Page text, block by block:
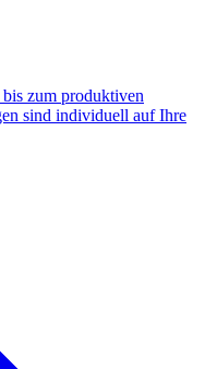
zum produktiven
sind individuell auf Ihre